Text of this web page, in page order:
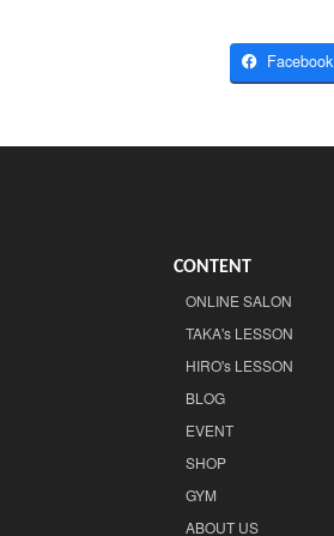
Facebook
CONTENT
ONLINE SALON
TAKA's LESSON
HIRO's LESSON
BLOG
EVENT
SHOP
GYM
ABOUT US